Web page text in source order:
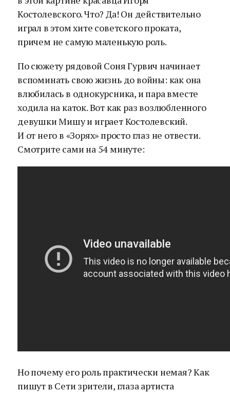
Костолевского. Что? Да! Он действительно
играл в этом хите советского проката,
причем не самую маленькую роль.
По сюжету рядовой Соня Гурвич начинает
вспоминать свою жизнь до войны: как она
влюбилась в однокурсника, и пара вместе
ходила на каток. Вот как раз возлюбленного
девушки Мишу и играет Костолевский.
И от него в «Зорях» просто глаз не отвести.
Смотрите сами на 54 минуте:
Но почему его роль практически немая? Как
пишут в Сети зрители, глаза артиста